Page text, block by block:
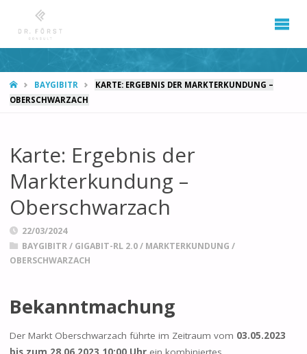
STARTBAYGIBITR
KARTE: ERGEBNIS DER MARKTERKUNDUNG –
OBERSCHWARZACH
Karte: Ergebnis der
Markterkundung –
Oberschwarzach
22/03/2024
BAYGIBITR/ GIGABIT-RL 2.0/ MARKTERKUNDUNG /
OBERSCHWARZACH
Bekanntmachung
Der Markt Oberschwarzach führte im Zeitraum vom 03.05.2023